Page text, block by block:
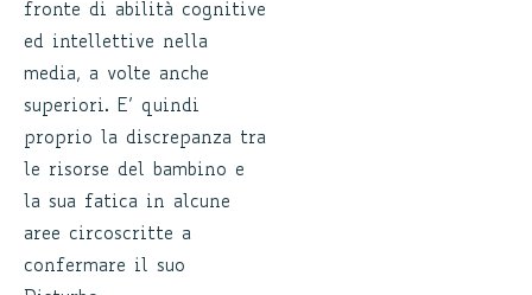
fronte di abilità cognitive
ed intellettive nella
media, a volte anche
superiori. E’ quindi
proprio la discrepanza tra
le risorse del bambino e
la sua fatica in alcune
aree circoscritte a
confermare il suo